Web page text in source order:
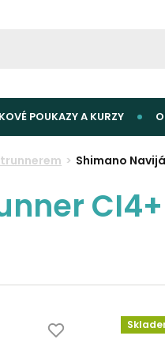
POUKAZY A KURZY
Shimano